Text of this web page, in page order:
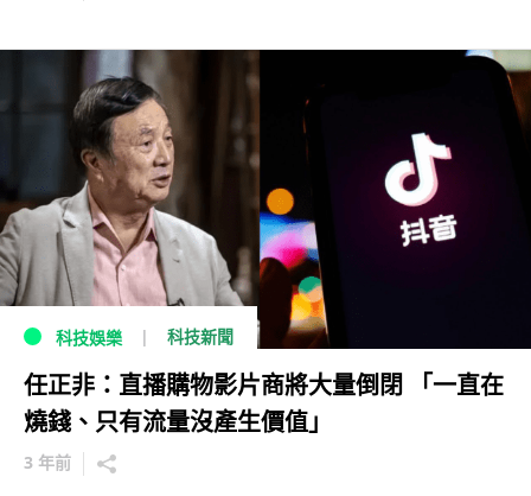
科技娛樂 科技新聞
任正非：直播購物影片商將大量倒閉 「一直在
燒錢、只有流量沒產生價值」
3 年前